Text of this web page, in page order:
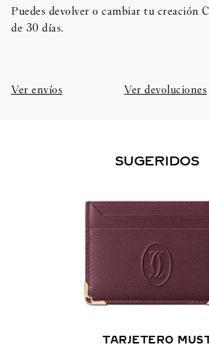
Puedes devolver o cambiar tu creación
de 30 días.​
Ver envíos Ver devoluciones
SUGERIDOS
TARJETERO